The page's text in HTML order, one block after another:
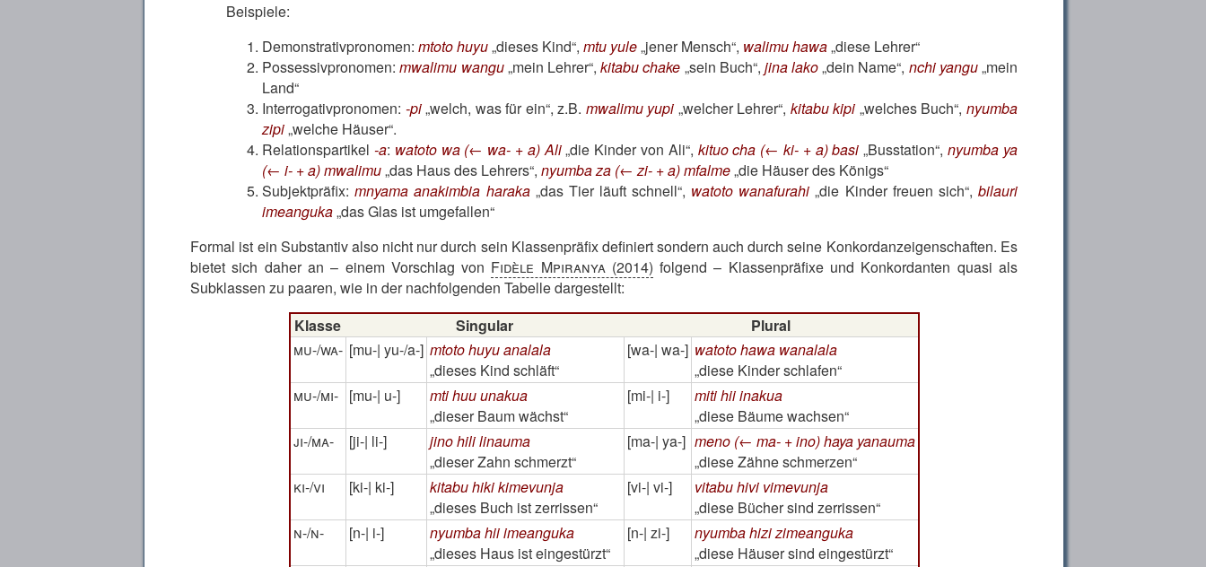
Beispiele:
Demonstrativpronomen:mtoto huyu dieses Kind ,mtu yule jener Mensch , walimu hawa diese Lehrer
Possessivpronomen:mwalimu wangu mein Lehrer ,kitabu chake sein Buch , jina lako dein Name , nchi yangu mein
Land
Interrogativpronomen: -pi welch, was für ein , z.B. mwalimu yupi welcher Lehrer , kitabu kipi welches Buch , nyumba
zipi welche Häuser .
Relationspartikel-a: watoto wa (← wa- + a) Ali die Kinder von Ali , kituo cha (← ki- + a) basi Busstation ,nyumba ya
(← i- + a) mwalimu das Haus des Lehrers ,nyumba za (← zi- + a) mfalme die Häuser des Königs
Subjektpräfix:mnyama anakimbia haraka das Tier läuft schnell , watoto wanafurahi die Kinder freuen sich , bilauri
imeanguka das Glas ist umgefallen
Formal ist ein Substantiv also nicht nur durch sein Klassenpräfix definiert sondern auch durch seine Konkordanzeigenschaften. Es
bietet sich daher an – einem Vorschlag von Fidèle Mpiranya (2014) folgend – Klassenpräfixe und Konkordanten quasi als
Subklassen zu paaren, wie in der nachfolgenden Tabelle dargestellt:
Klasse Singular
Plural
mu-/wa- [mu-| yu-/a-] mtoto huyu analala
dieses Kind schläft
[wa-| wa-] watoto hawa wanalala
diese Kinder schlafen
mu-/mi- [mu-| u-]
mti huu unakua
dieser Baum wächst
[mi-| i-]
miti hii inakua
diese Bäume wachsen
ji-/ma-
[ji-| li-]
jino hili linauma
dieser Zahn schmerzt
[ma-| ya-] meno (← ma- + ino) haya yanauma
diese Zähne schmerzen
ki-/vi
[ki-| ki-]
kitabu hiki kimevunja
dieses Buch ist zerrissen
[vi-| vi-]
vitabu hivi vimevunja
diese Bücher sind zerrissen
n-/n-
[n-| i-]
nyumba hii imeanguka
dieses Haus ist eingestürzt
[n-| zi-]
nyumba hizi zimeanguka
diese Häuser sind eingestürzt